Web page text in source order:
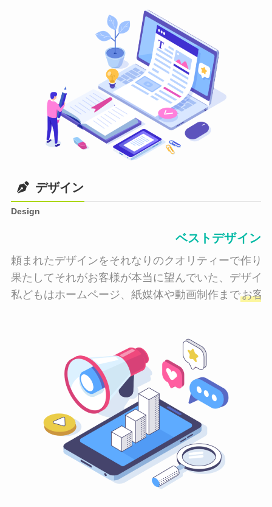
デザイン
Design
ベストデザイン
頼まれたデザインをそれなりのクオリティーで作り
果たしてそれがお客様が本当に望んでいた、デザイ
私どもはホームページ、紙媒体や動画制作までお客